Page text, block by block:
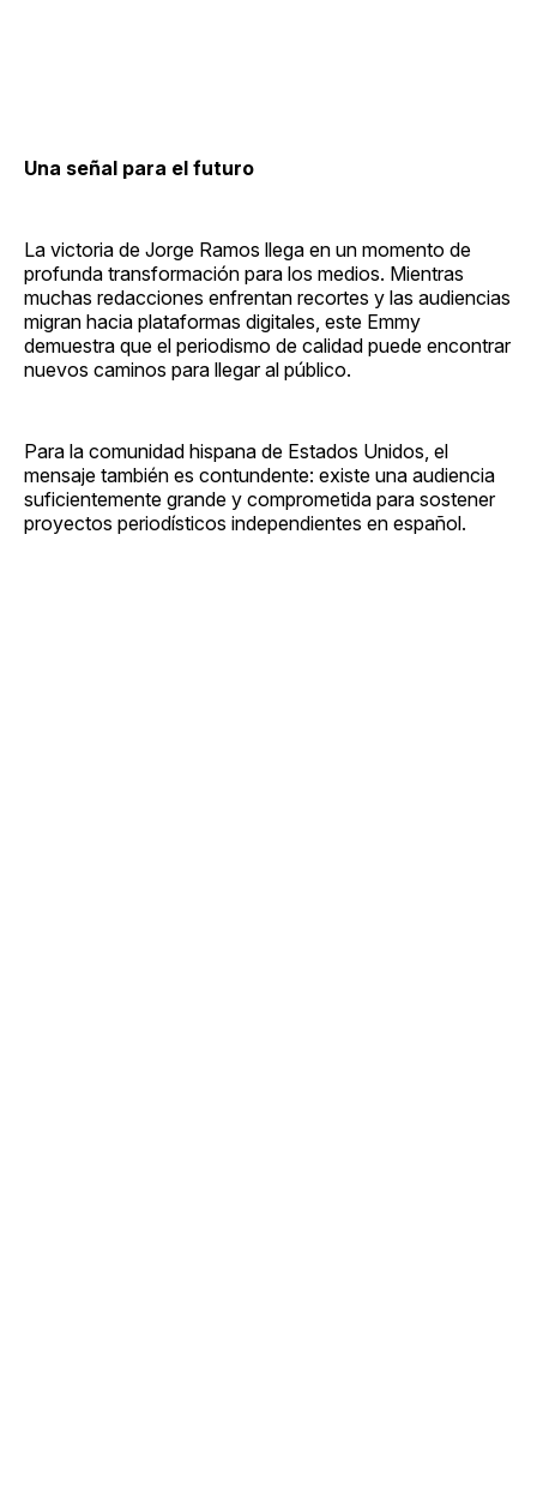
Una señal para el futuro
La victoria de Jorge Ramos llega en un momento de
profunda transformación para los medios. Mientras
muchas redacciones enfrentan recortes y las audiencias
migran hacia plataformas digitales, este Emmy
demuestra que el periodismo de calidad puede encontrar
nuevos caminos para llegar al público.
Para la comunidad hispana de Estados Unidos, el
mensaje también es contundente: existe una audiencia
suficientemente grande y comprometida para sostener
proyectos periodísticos independientes en español.